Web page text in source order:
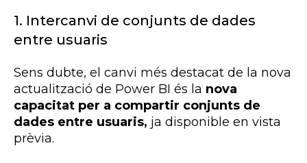
1. Intercanvi de conjunts de dades
entre usuaris
Sens dubte, el canvi més destacat de la nova
actualització de Power BI és la nova
capacitat per a compartir conjunts de
dades entre usuaris, ja disponible en vista
prèvia.